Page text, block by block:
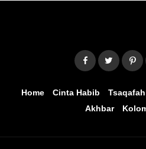
Home Cinta Habib Tsaqafah
Akhbar